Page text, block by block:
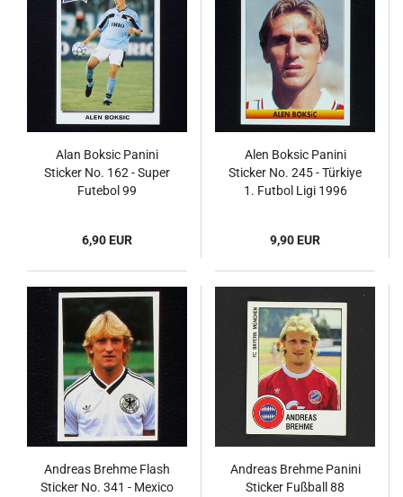
Alan Boksic Panini
Sticker No. 162 - Super
Futebol 99
6,90 EUR
Alen Boksic Panini
Sticker No. 245 - Türkiye
1. Futbol Ligi 1996
9,90 EUR
Andreas Brehme Flash
Sticker No. 341 - Mexico
Andreas Brehme Panini
Sticker Fußball 88